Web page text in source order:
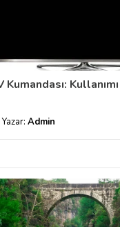
Yazar: Admin